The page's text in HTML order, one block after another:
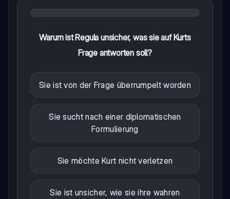
Warum ist Regula unsicher, was sie auf Kurts
Frage antworten soll?
Sie ist von der Frage überrumpelt worden
Sie sucht nach einer diplomatischen
Formulierung
Sie möchte Kurt nicht verletzen
Sie ist unsicher, wie sie ihre wahren